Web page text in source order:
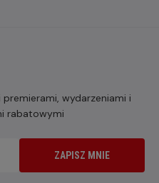
wydarzeniami i
rabatowymi
ZAPISZ MNIE